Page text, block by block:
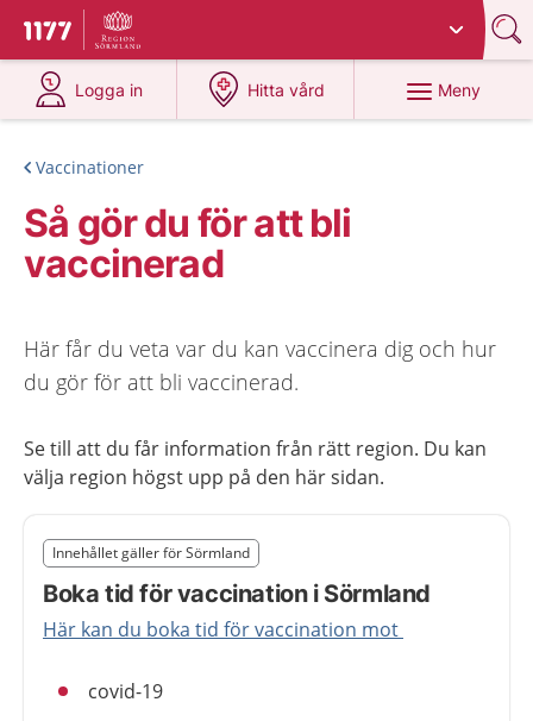
Till startsidan för 1177
Du har valt region
Logga in
på 1177.se
Hitta vård
på 1177.se
Meny
Vaccinationer
Så gör du för att bli
vaccinerad
Här får du veta var du kan vaccinera dig och hur
du gör för att bli vaccinerad.
Se till att du får information från rätt region. Du kan
välja region högst upp på den här sidan.
Nedan innehåll gäller region Sörmland
Innehållet gäller för Sörmland
Boka tid för vaccination i Sörmland
Här kan du boka tid för vaccination mot
covid-19
Slut på det regionala tillägget från region Sörmland